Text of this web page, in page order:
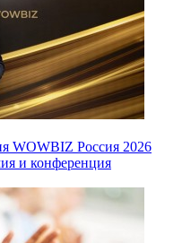
WOWBIZ Россия 2026
и конференция